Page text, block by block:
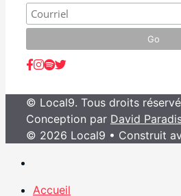
© Local9. Tous droits
Conception par David
© 2026 Local9 • Construit
Accueil